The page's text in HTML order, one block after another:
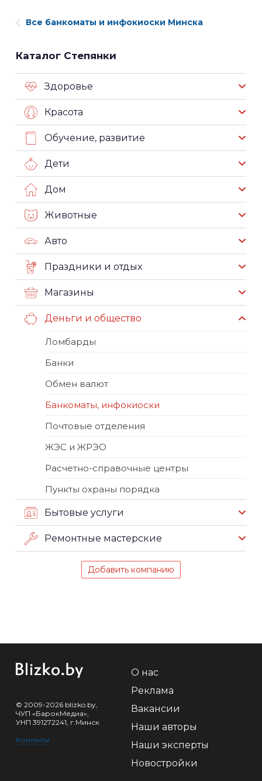
Все банкоматы и инфокиоски Минска
Каталог Степянки
Здоровье
Красота
Обучение, развитие
Дети
Дом
Животные
Авто
Праздники и отдых
Магазины
Деньги и общество
Ломбарды
Банки
Обмен валют
Банкоматы, инфокиоски
Почтовые отделения
ЖЭС и ЖРЭО
Расчетно-справочные центры
Пункты охраны порядка
Бытовые услуги
Ремонтные мастерские
Добавить компанию
© 2009-2026 blizko.by,
ЧУП «БарокМедиа»,
УНП 391272241, г.Минск
Контакты
О нас
Реклама
Вакансии
Наши авторы
Наши эксперты
Новостройки